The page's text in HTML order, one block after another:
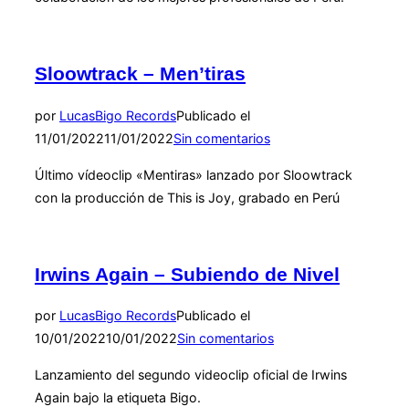
Sloowtrack – Men’tiras
por LucasBigo RecordsPublicado el
11/01/202211/01/2022Sin comentarios
Último vídeoclip «Mentiras» lanzado por Sloowtrack
con la producción de This is Joy, grabado en Perú
Irwins Again – Subiendo de Nivel
por LucasBigo RecordsPublicado el
10/01/202210/01/2022Sin comentarios
Lanzamiento del segundo videoclip oficial de Irwins
Again bajo la etiqueta Bigo.